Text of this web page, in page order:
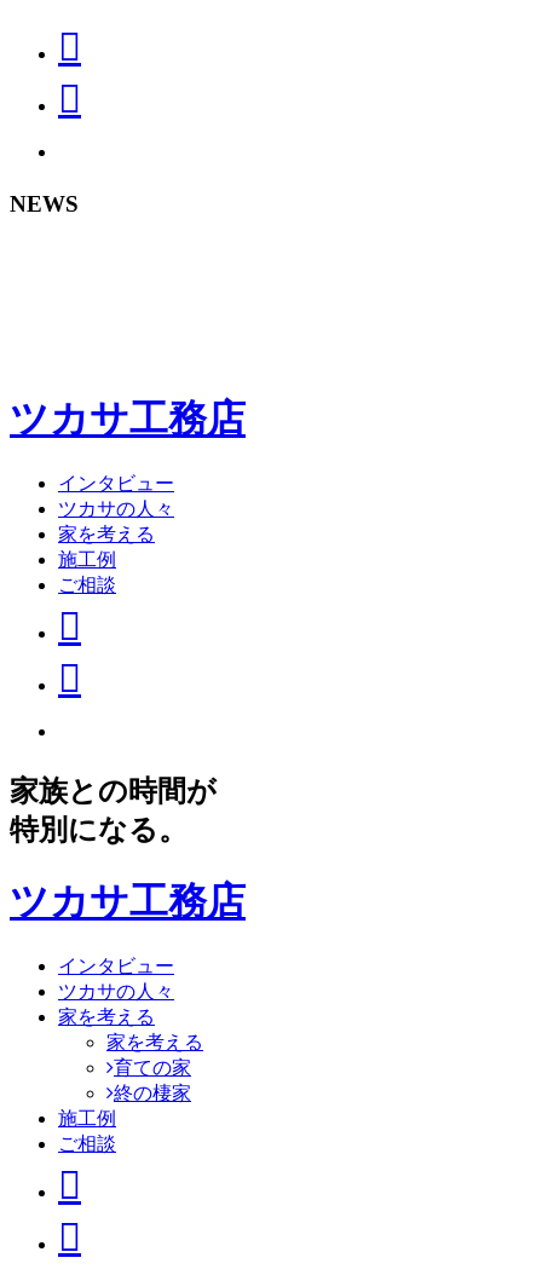
NEWS
ツカサ工務店
インタビュー
ツカサの人々
家を考える
施工例
ご相談
家族との時間が
特別になる。
ツカサ工務店
インタビュー
ツカサの人々
家を考える
家を考える
育ての家
終の棲家
施工例
ご相談